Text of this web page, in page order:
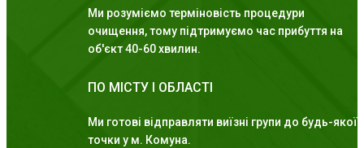
Ми розуміємо терміновість процедури
очищення, тому підтримуємо час прибуття на
об'єкт 40-60 хвилин.
ПО МІСТУ І ОБЛАСТІ
Ми готові відправляти виїзні групи до будь-якої
точки у м. Комуна.